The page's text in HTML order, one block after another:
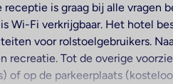
is graag bij alle vragen
Wi-Fi verkrijgbaar. Het hotel
voor rolstoelgebruikers.
recreatie. Tot de overige
op de parkeerplaats